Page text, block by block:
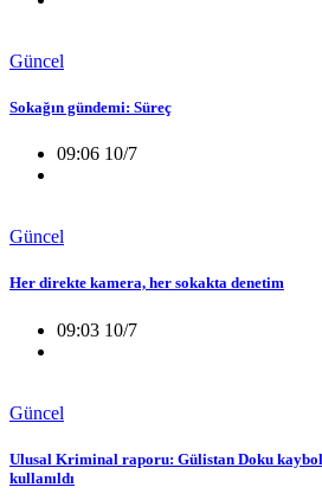
Güncel
Sokağın gündemi: Süreç
09:06 10/7
Güncel
Her direkte kamera, her sokakta denetim
09:03 10/7
Güncel
Ulusal Kriminal raporu: Gülistan Doku
kullanıldı